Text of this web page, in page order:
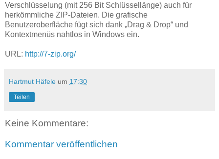
Verschlüsselung (mit 256 Bit Schlüssellänge) auch für
herkömmliche ZIP-Dateien. Die grafische
Benutzeroberfläche fügt sich dank „Drag & Drop“ und
Kontextmenüs nahtlos in Windows ein.
URL: http://7-zip.org/
Hartmut Häfele um 17:30
Teilen
Keine Kommentare:
Kommentar veröffentlichen